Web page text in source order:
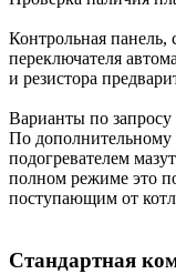
Контрольная панель,
переключателя
и резистора
Варианты по запросу
По дополнительному
подогревателем
полном режиме это
поступающим от
Стандартная